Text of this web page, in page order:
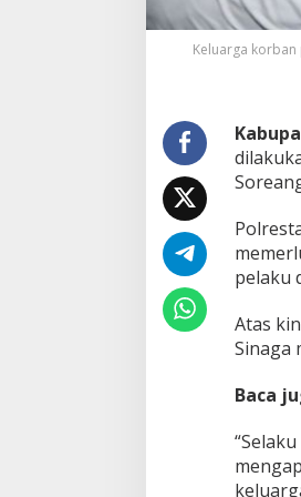
Keluarga
pelaku
Atas
Sinaga
Baca